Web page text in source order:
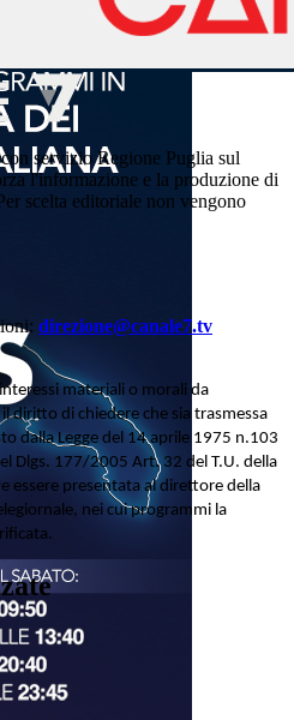
servizio Regione Puglia sul
l'informazione e la produzione di
scelta editoriale non vengono
direzione@canale7.tv
materiali o morali da
diritto di chiedere che sia trasmessa
dalla Legge del 14 aprile 1975 n.103
Dlgs. 177/2005 Art. 32 del T.U. della
essere presentata al direttore della
nei cui programmi la